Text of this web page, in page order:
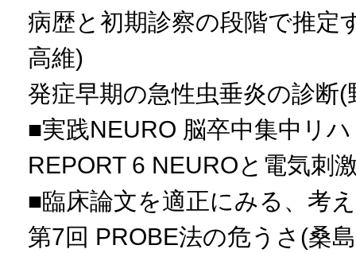
病歴と初期診察の段階で推定
高維)
発症早期の急性虫垂炎の診断(
■実践NEURO 脳卒中集中リ
REPORT 6 NEUROと電気刺
■臨床論文を適正にみる、考
第7回 PROBE法の危うさ(桑